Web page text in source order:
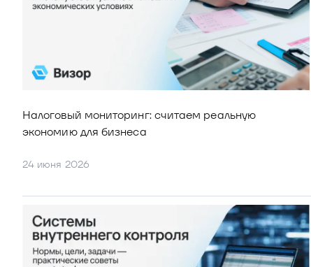
Видео и аудио
Кейсы клиентов
Новости и публикации
Документы
Налоговый мониторинг: считаем реальную
экономию для бизнеса
24 июня 2026